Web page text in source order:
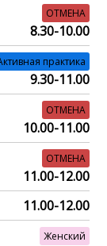
ОТМЕНА
8.30-10.00
практика
9.30-11.00
ОТМЕНА
10.00-11.00
ОТМЕНА
11.00-12.00
11.00-12.00
Женский